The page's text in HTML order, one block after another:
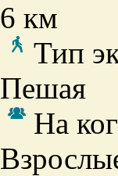
6 км
Тип
Пешая
На